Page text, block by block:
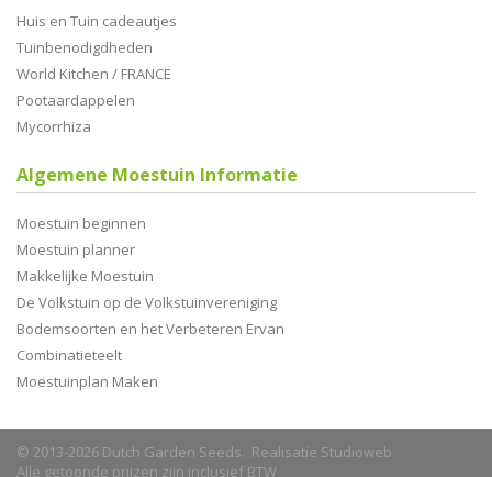
Huis en Tuin cadeautjes
Tuinbenodigdheden
World Kitchen / FRANCE
Pootaardappelen
Mycorrhiza
Algemene Moestuin Informatie
Moestuin beginnen
Moestuin planner
Makkelijke Moestuin
De Volkstuin op de Volkstuinvereniging
Bodemsoorten en het Verbeteren Ervan
Combinatieteelt
Moestuinplan Maken
© 2013-2026 Dutch Garden Seeds. Realisatie Studioweb
Alle getoonde prijzen zijn inclusief BTW